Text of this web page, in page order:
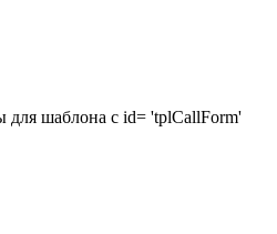
для шаблона с id= 'tplCallForm'